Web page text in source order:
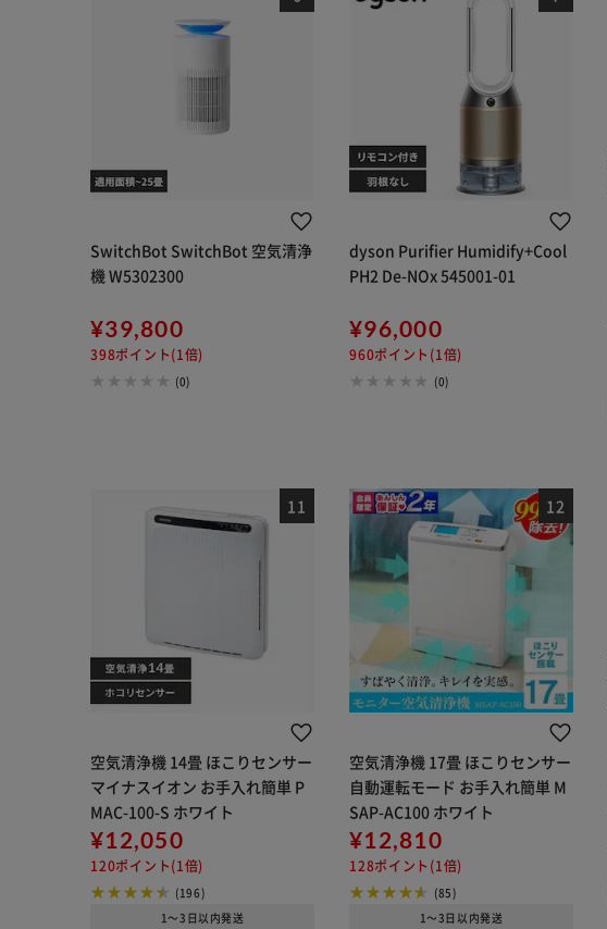
SwitchBot SwitchBot 空気清浄
機 W5302300
¥39,800
398ポイント(1倍)
(0)
dyson Purifier Humidify+Cool
PH2 De-NOx 545001-01
¥96,000
960ポイント(1倍)
(0)
空気清浄機 14畳 ほこりセンサー
マイナスイオン お手入れ簡単 P
MAC-100-S ホワイト
¥12,050
120ポイント(1倍)
(196)
1～3日以内発送
空気清浄機 17畳 ほこりセンサー
自動運転モード お手入れ簡単 M
SAP-AC100 ホワイト
¥12,810
128ポイント(1倍)
(85)
1～3日以内発送